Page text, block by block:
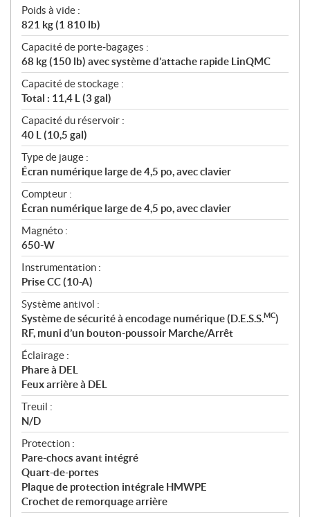
Poids à vide :
821 kg (1 810 lb)
Capacité de porte-bagages :
68 kg (150 lb) avec système d’attache rapide LinQMC
Capacité de stockage :
Total : 11,4 L (3 gal)
Capacité du réservoir :
40 L (10,5 gal)
Type de jauge :
Écran numérique large de 4,5 po, avec clavier
Compteur :
Écran numérique large de 4,5 po, avec clavier
Magnéto :
650-W
Instrumentation :
Prise CC (10-A)
Système antivol :
Système de sécurité à encodage numérique (D.E.S.S.MC)
RF, muni d’un bouton-poussoir Marche/Arrêt
Éclairage :
Phare à DEL
Feux arrière à DEL
Treuil :
N/D
Protection :
Pare-chocs avant intégré
Quart-de-portes
Plaque de protection intégrale HMWPE
Crochet de remorquage arrière